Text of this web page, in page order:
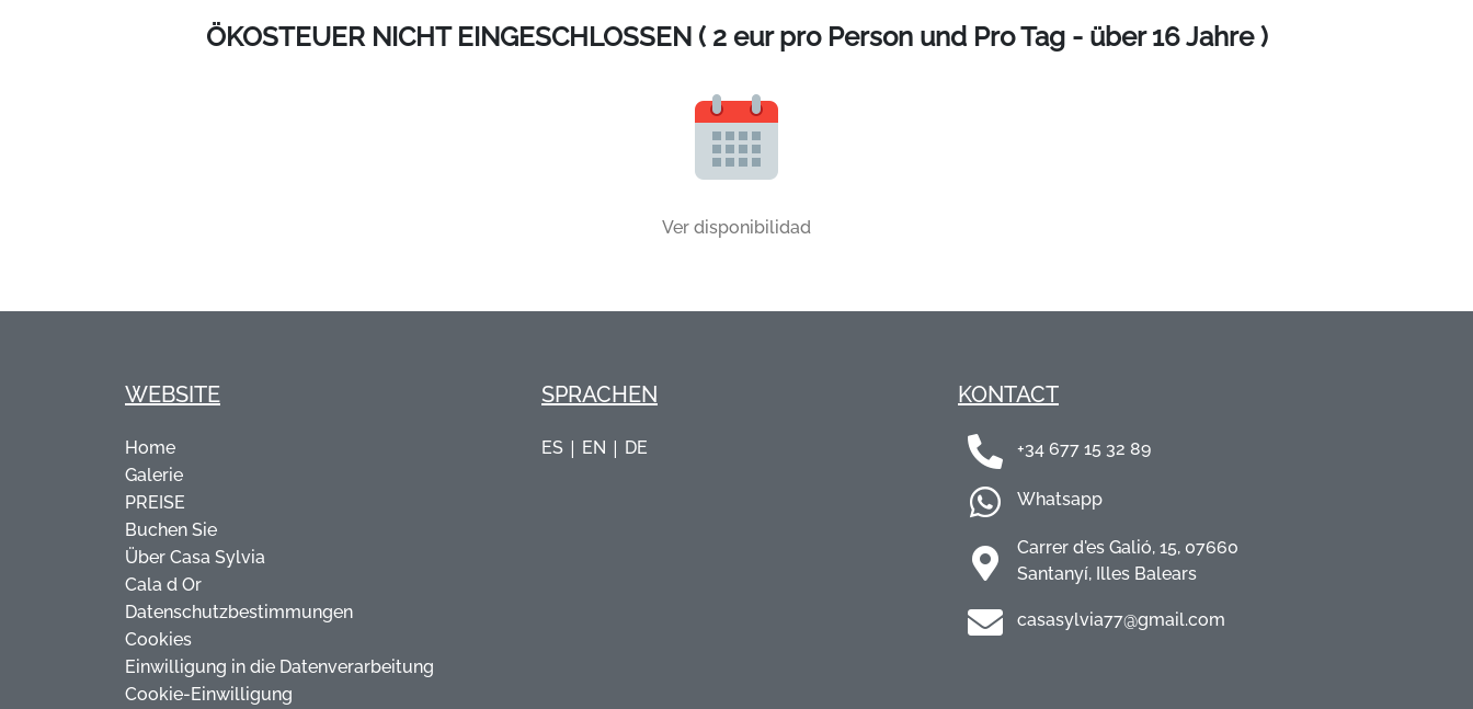
ÖKOSTEUER NICHT EINGESCHLOSSEN ( 2 eur pro Person und Pro Tag - über 16 Jahre )
Ver disponibilidad
WEBSITE
Home
Galerie
PREISE
Buchen Sie
Über Casa Sylvia
Cala d Or
Datenschutzbestimmungen
Cookies
Einwilligung in die Datenverarbeitung
Cookie-Einwilligung
SPRACHEN
ES | EN | DE
KONTACT
+34 677 15 32 89
Whatsapp
Carrer d'es Galió, 15, 07660
Santanyí, Illes Balears
moc.liamg@77aivlysasac